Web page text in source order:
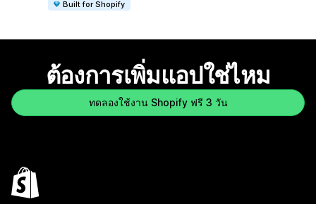
Built for Shopify
ต้องการเพิ่มแอปใช่ไหม
ทดลองใช้งาน Shopify ฟรี 3 วัน